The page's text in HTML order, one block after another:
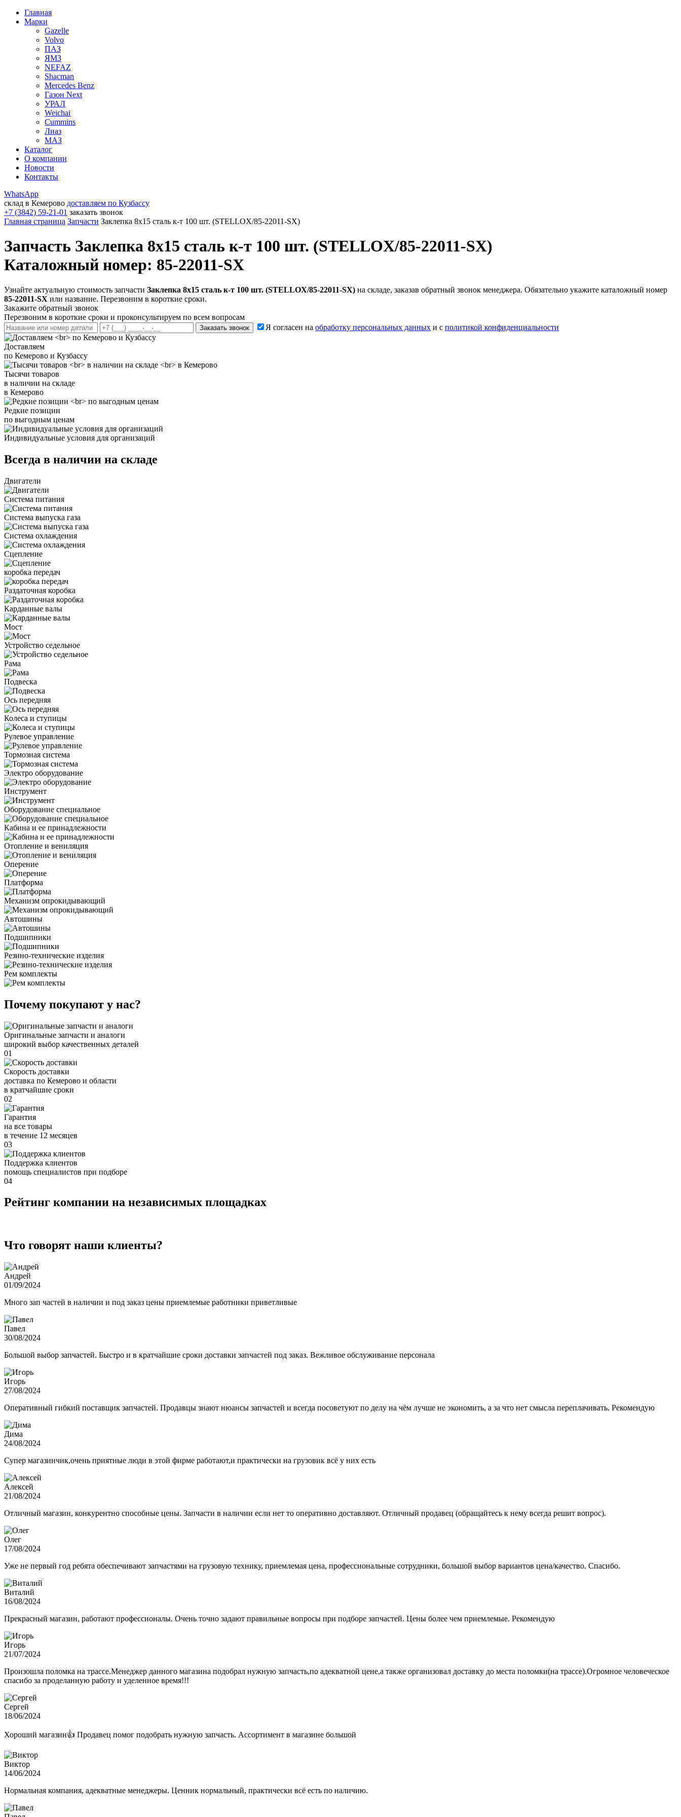
Главная
Марки
Gazelle
Volvo
ПАЗ
ЯМЗ
NEFAZ
Shacman
Mercedes Benz
Газон Next
УРАЛ
Weichai
Cummins
Лиаз
МАЗ
Каталог
О компании
Новости
Контакты
WhatsApp
склад в Кемерово доставляем по Кузбассу
+7 (3842) 59-21-01 заказать звонок
Главная страница Запчасти Заклепка 8х15 сталь к-т 100 шт. (STELLOX/85-22011-SX)
Запчасть Заклепка 8х15 сталь к-т 100 шт. (STELLOX/85-22011-SX)
Каталожный номер: 85-22011-SX
Узнайте актуальную стоимость запчасти Заклепка 8х15 сталь к-т 100 шт. (STELLOX/85-22011-SX) на складе, заказав обратный звонок менеджера. Обязательно укажите каталожный номер
85-22011-SX или название. Перезвоним в короткие сроки.
Закажите обратный звонок
Перезвоним в короткие сроки и проконсультируем по всем вопросам
Заказать звонок Я согласен на обработку персональных данных и с политикой конфиденциальности
Доставляем
по Кемерово и Кузбассу
Тысячи товаров
в наличии на складе
в Кемерово
Редкие позиции
по выгодным ценам
Индивидуальные условия для организаций
Всегда в наличии на складе
Двигатели
Система питания
Система выпуска газа
Система охлаждения
Сцепление
коробка передач
Раздаточная коробка
Карданные валы
Мост
Устройство седельное
Рама
Подвеска
Ось передняя
Колеса и ступицы
Рулевое управление
Тормозная система
Электро оборудование
Инструмент
Оборудование специальное
Кабина и ее принадлежности
Отопление и вениляция
Оперение
Платформа
Механизм опрокидывающий
Автошины
Подшипники
Резино-технические изделия
Рем комплекты
Почему покупают у нас?
Оригинальные запчасти и аналоги
широкий выбор качественных деталей
01
Скорость доставки
доставка по Кемерово и области
в кратчайшие сроки
02
Гарантия
на все товары
в течение 12 месяцев
03
Поддержка клиентов
помощь специалистов при подборе
04
Рейтинг компании на независимых площадках
Что говорят наши клиенты?
Андрей
01/09/2024
Много зап частей в наличии и под заказ цены приемлемые работники приветливые
Павел
30/08/2024
Большой выбор запчастей. Быстро и в кратчайшие сроки доставки запчастей под заказ. Вежливое обслуживание персонала
Игорь
27/08/2024
Оперативный гибкий поставщик запчастей. Продавцы знают нюансы запчастей и всегда посоветуют по делу на чём лучше не экономить, а за что нет смысла переплачивать. Рекомендую
Дима
24/08/2024
Супер магазинчик,очень приятные люди в этой фирме работают,и практически на грузовик всё у них есть
Алексей
21/08/2024
Отличный магазин, конкурентно способные цены. Запчасти в наличии если нет то оперативно доставляют. Отличный продавец (обращайтесь к нему всегда решит вопрос).
Олег
17/08/2024
Уже не первый год ребята обеспечивают запчастями на грузовую технику, приемлемая цена, профессиональные сотрудники, большой выбор вариантов цена/качество. Спасибо.
Виталий
16/08/2024
Прекрасный магазин, работают профессионалы. Очень точно задают правильные вопросы при подборе запчастей. Цены более чем приемлемые. Рекомендую
Игорь
21/07/2024
Произошла поломка на трассе.Менеджер данного магазина подобрал нужную запчасть,по адекватной цене,а также организовал доставку до места поломки(на трассе).Огромное человеческое
спасибо за проделанную работу и уделенное время!!!
Сергей
18/06/2024
Хороший магазин👍 Продавец помог подобрать нужную запчасть. Ассортимент в магазине большой
Виктор
14/06/2024
Нормальная компания, адекватные менеджеры. Ценник нормальный, практически всё есть по наличию.